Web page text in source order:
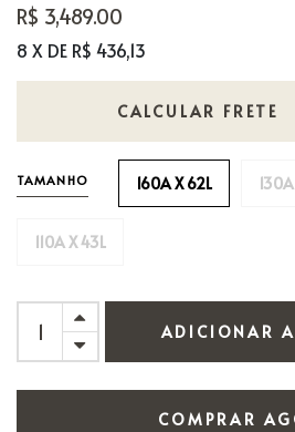
R$ 3,489.00
8 X DE R$ 436,13
CALCULAR FRETE
TAMANHO 160A X 62L
110A X 43L
ADICIONAR
COMPRAR